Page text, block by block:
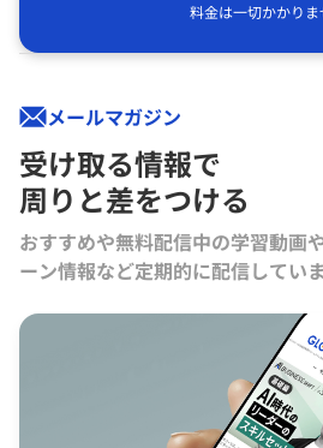
料金は一切かかりま
メールマガジン
受け取る情報で
周りと差をつける
おすすめや無料配信中の学習動画
ーン情報など定期的に配信していま